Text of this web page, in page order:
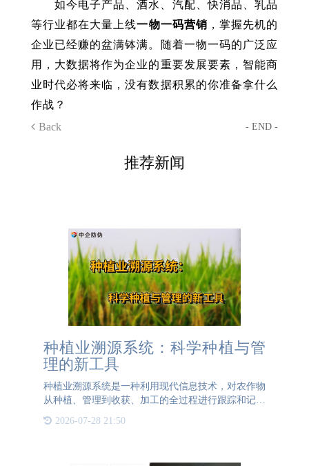
如今电子产品、酒水、汽配、快消品、乳品
等行业都在大量上线一物一码营销 ，掌握先机的
企业已经赚的盆满钵满。随着一物一码的广泛应
用，大数据将作为企业的重要发展要素，智能商
业时代必将来临，没有数据积累的你准备拿什么
作战？
Back - END -
推荐新闻
种植业溯源系统：科学种植与管
理的新工具
种植业溯源系统是一种利用现代信息技术，对农作物
从种植、管理到收获、加工的全过程进行跟踪和记录
各个环节进行详细记录，实现了对农产品质量的全程
2026-07-28 21:50